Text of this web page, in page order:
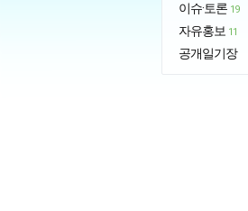
이슈·토론 19
자유홍보 11
공개일기장